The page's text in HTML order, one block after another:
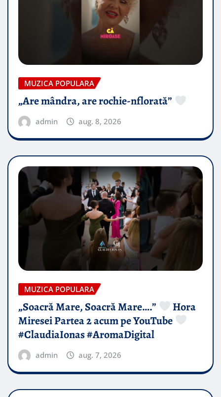
MUZICA POPULARA
„Are mândra, are rochie-nflorată”
admin aug. 8, 2026
MUZICA POPULARA
„Soacră Mare, Soacră Mare….”
Hora
Miresei Partea 2 acum pe YouTube
#ClaudiaIonas #AromaDigital
admin aug. 7, 2026